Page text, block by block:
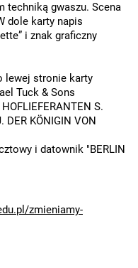
techniką gwaszu. Scena
dole karty napis
i znak graficzny
lewej stronie karty
Tuck & Sons
S.
DER KÖNIGIN VON
i datownik "BERLIN
zmieniamy-